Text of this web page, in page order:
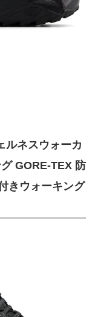
ルネスウォーカ
GORE-TEX 防
きウォーキング